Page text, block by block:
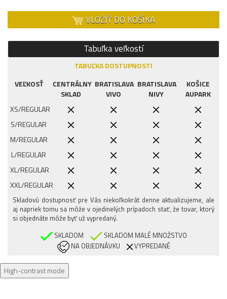
VLOŽIŤ DO KOŠÍKA
Tabuľka veľkostí
TABUĽKA DOSTUPNOSTI
VEĽKOSŤ
CENTRÁLNY
SKLAD
BRATISLAVA
VIVO
BRATISLAVA
NIVY
KOŠICE
AUPARK
XS/REGULAR
S/REGULAR
M/REGULAR
L/REGULAR
XL/REGULAR
XXL/REGULAR
3XL/REGULAR
Skladovú dostupnosť pre Vás niekoľkokrát denne aktualizujeme, ale
aj napriek tomu sa môže v ojedinelých prípadoch stať, že tovar, ktorý
si objednáte môže byť už vypredaný.
SKLADOM
SKLADOM MALÉ MNOŽSTVO
NA OBJEDNÁVKU
VYPREDANÉ
High-contrast mode